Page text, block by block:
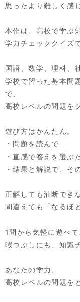
思ったより難しく感
本作は、高校で学ぶ
学力チェッククイズ
国語、数学、理科、
学校で習った基本問
で、
高校レベルの問題を
遊び方はかんたん。
・問題を読んで
・直感で答えを選ぶ
・結果と解説で、そ
正解しても油断でき
間違えても「なるほ
1問から気軽に遊べて
暇つぶしにも、知識
あなたの学力、
高校レベルの問題を